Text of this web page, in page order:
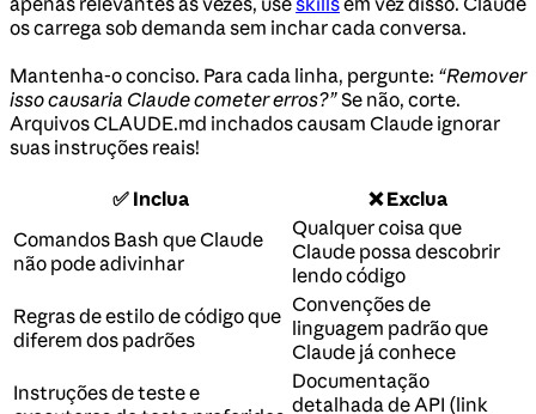
os carrega sob demanda sem inchar cada conversa.
Mantenha-o conciso. Para cada linha, pergunte: “Remover
isso causaria Claude cometer erros?”Se não, corte.
Arquivos CLAUDE.md inchados causam Claude ignorar
suas instruções reais!
✅ Inclua
❌ Exclua
Comandos Bash que Claude
não pode adivinhar
Qualquer coisa que
Claude possa descobrir
lendo código
Regras de estilo de código que
diferem dos padrões
Convenções de
linguagem padrão que
Claude já conhece
Instruções de teste e
Documentação
detalhada de API (link